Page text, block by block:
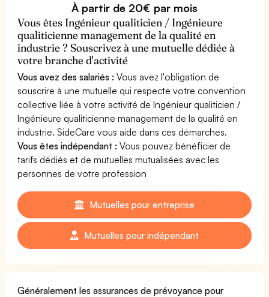
À partir de 20€ par mois
Vous êtes Ingénieur qualiticien / Ingénieure
qualiticienne management de la qualité en
industrie ? Souscrivez à une mutuelle dédiée à
votre branche d'activité
Vous avez des salariés : Vous avez l'obligation de
souscrire à une mutuelle qui respecte votre convention
collective liée à votre activité de Ingénieur qualiticien /
Ingénieure qualiticienne management de la qualité en
industrie. SideCare vous aide dans ces démarches.
Vous êtes indépendant : Vous pouvez bénéficier de
tarifs dédiés et de mutuelles mutualisées avec les
personnes de votre profession
Mutuelles pour entreprise
Mutuelles pour indépendant
Généralement les assurances de prévoyance pour